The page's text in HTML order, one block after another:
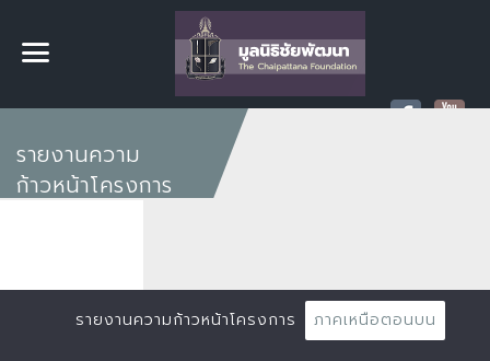
รายงานความ
ก้าวหน้าโครงการ
รายงานความก้าวหน้าโครงการ ภาคเหนือตอนบน